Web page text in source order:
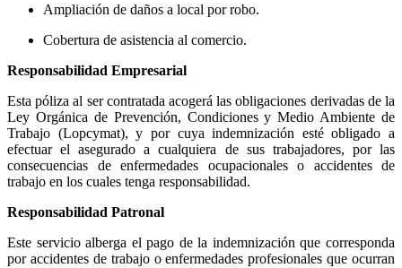
Ampliación de daños a local por robo.
Cobertura de asistencia al comercio.
Responsabilidad Empresarial
Esta póliza al ser contratada acogerá las obligaciones derivadas de la
Ley Orgánica de Prevención, Condiciones y Medio Ambiente de
Trabajo (Lopcymat), y por cuya indemnización esté obligado a
efectuar el asegurado a cualquiera de sus trabajadores, por las
consecuencias de enfermedades ocupacionales o accidentes de
trabajo en los cuales tenga responsabilidad.
Responsabilidad Patronal
Este servicio alberga el pago de la indemnización que corresponda
por accidentes de trabajo o enfermedades profesionales que ocurran